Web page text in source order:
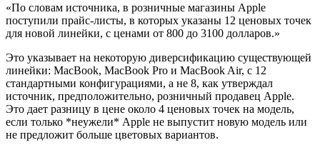
«По словам источника, в розничные магазины Apple
поступили прайс-листы, в которых указаны 12 ценовых точек
для новой линейки, с ценами от 800 до 3100 долларов.»
Это указывает на некоторую диверсификацию существующей
линейки: MacBook, MacBook Pro и MacBook Air, с 12
стандартными конфигурациями, а не 8, как утверждал
источник, предположительно, розничный продавец Apple.
Это дает разницу в цене около 4 ценовых точек на модель,
если только *неужели* Apple не выпустит новую модель или
не предложит больше цветовых вариантов.